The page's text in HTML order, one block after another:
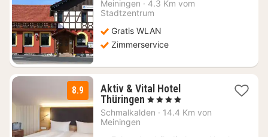
Meiningen · 4.3 Km vom
Stadtzentrum
Gratis WLAN
Zimmerservice
8.9
Aktiv & Vital Hotel
Thüringen 2
Nächte
, 4 Sterne
Schmalkalden · 14.4 Km von
Meiningen